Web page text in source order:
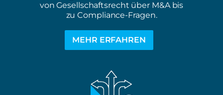
von Gesellschaftsrecht über M&A bis
zu Compliance-Fragen.
MEHR ERFAHREN